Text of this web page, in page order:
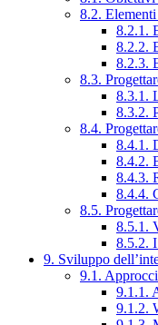
8.2.
8.2.1.
8.2.2.
8.2.3.
8.3.
8.3.1.
8.3.2.
8.4.
8.4.1.
8.4.2.
8.4.3.
8.4.4.
8.5.
8.5.1.
8.5.2.
9. Sviluppo
9.1.
9.1.1.
9.1.2.